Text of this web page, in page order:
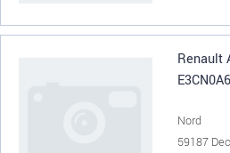
Renault
Nord
59187